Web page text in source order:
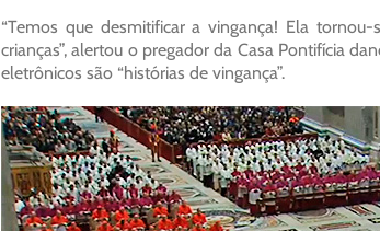
“Temos que desmitificar a vingança! Ela
crianças”, alertou o pregador da Casa Pontifícia
eletrônicos são “histórias de vingança”.